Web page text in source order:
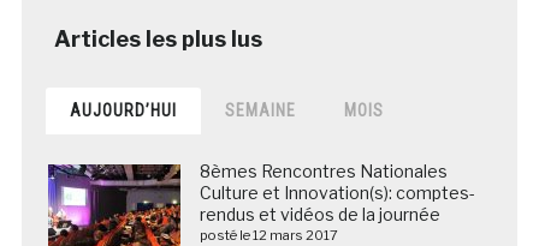
AUJOURD’HUI SEMAINE MOIS
8èmes Rencontres Nationales
Culture et Innovation(s): comptes-
rendus et vidéos de la journée
posté le 12 mars 2017